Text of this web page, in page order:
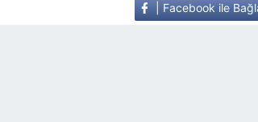
| Facebook ile